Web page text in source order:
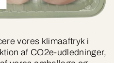
vores klimaaftryk i
af CO2e-udledninger,